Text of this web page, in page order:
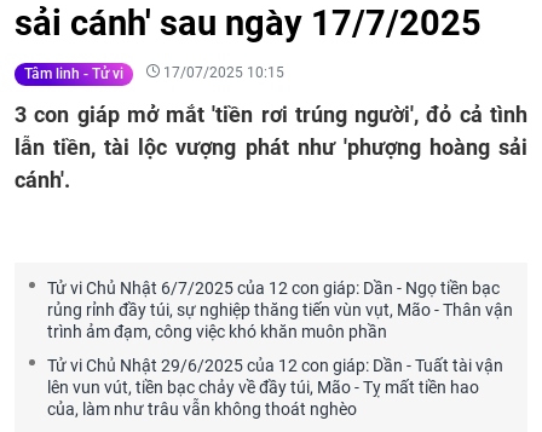
sải cánh' sau ngày 17/7/2025
Tâm linh - Tử vi 17/07/2025 10:15
3 con giáp mở mắt 'tiền rơi trúng người', đỏ cả tình
lẫn tiền, tài lộc vượng phát như 'phượng hoàng sải
cánh'.
Tử vi Chủ Nhật 6/7/2025 của 12 con giáp: Dần - Ngọ tiền bạc
rủng rỉnh đầy túi, sự nghiệp thăng tiến vùn vụt, Mão - Thân vận
trình ảm đạm, công việc khó khăn muôn phần
Tử vi Chủ Nhật 29/6/2025 của 12 con giáp: Dần - Tuất tài vận
lên vun vút, tiền bạc chảy về đầy túi, Mão - Tỵ mất tiền hao
của, làm như trâu vẫn không thoát nghèo